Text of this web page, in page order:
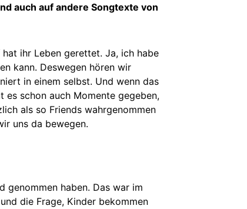
auch auf andere Songtexte von
ihr Leben gerettet. Ja, ich habe
kann. Deswegen hören wir
in einem selbst. Und wenn das
es schon auch Momente gegeben,
als so Friends wahrgenommen
uns da bewegen.
genommen haben. Das war im
die Frage, Kinder bekommen